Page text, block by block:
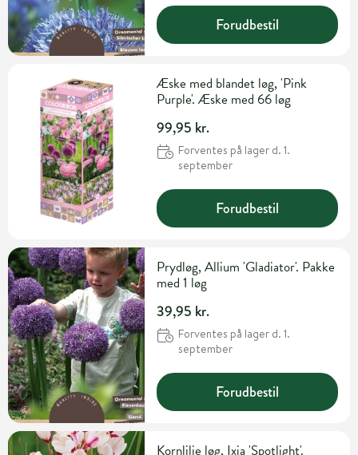
Forudbestil
Æske med blandet løg, 'Pink
Purple'. Æske med 66 løg
99,95 kr.
Forventes på lager d. 1.
september
Forudbestil
Prydløg, Allium 'Gladiator'. Pakke
med 1 løg
39,95 kr.
Forventes på lager d. 1.
september
Forudbestil
Kornlilje løg, Ixia 'Spotlight'.